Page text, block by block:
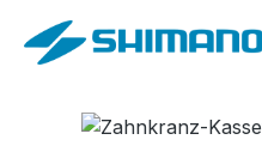
Bildergalerie überspringen